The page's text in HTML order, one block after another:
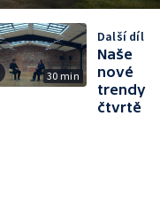
30 min
Další díl
Naše
nové
trendy
čtvrtě